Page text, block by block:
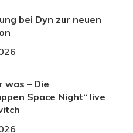
bei Dyn zur neuen
was – Die
Space Night“ live